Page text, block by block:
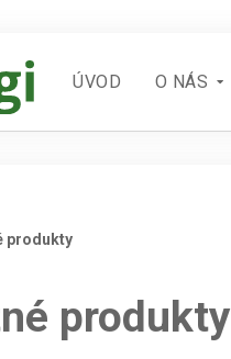
ÚVOD O NÁS
produkty
produkty